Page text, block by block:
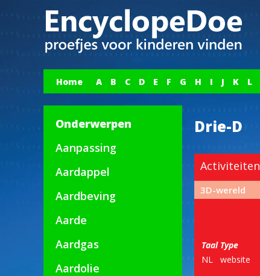
Home A B C D E F G H I J K L
Onderwerpen
Aanpassing
Aardappel
Aardbeving
Aarde
Aardgas
Aardolie
Drie-D
Activiteiten
3D-wereld
Taal Type
NL
website